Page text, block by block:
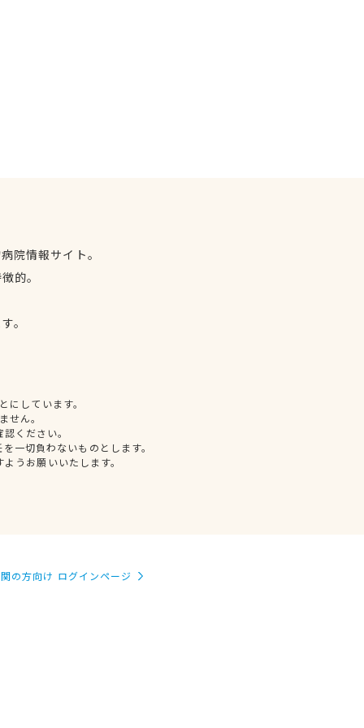
院情報サイト。
的。
。
しています。
せん。
ください。
一切負わないものとします。
うお願いいたします。
の方向け ログインページ